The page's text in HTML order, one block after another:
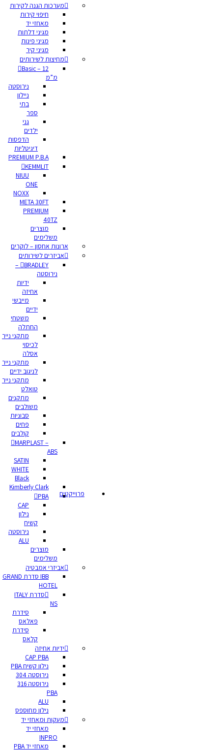
מערכות הגנה לקירות
חיפוי קירות
מאחזי יד
מגיני דלתות
מגיני פינות
מגיני קיר
מחיצות לשירותים
Basic – 12
מ”מ
נירוסטה
ניילון
בתי
ספר
גני
ילדים
הדפסות
דיגיטליות
PREMIUM P.B.A
KEMMLIT
NIUU
ONE
NOXX
META 30FT
PREMIUM
40TZ
מוצרים
משלימים
ארונות אחסון – לוקרים
אביזרים לשירותים
BRADLEY –
נירוסטה
ידיות
אחיזה
מייבשי
ידיים
משטחי
החתלה
מתקני נייר
לכיסוי
אסלה
מתקני נייר
לניגוב ידיים
מתקני נייר
טואלט
מתקנים
משולבים
סבוניות
פחים
קולבים
MARPLAST –
ABS
SATIN
WHITE
Black
Kimberly Clark
PBA
CAP
נילון
קשיח
נירוסטה
ALU
מוצרים
משלימים
אביזרי אמבטיה
IBB סדרת GRAND
HOTEL
סדרת ITALY
NS
סידרת
פאלאס
סידרת
קלאס
ידיות אחיזה
CAP PBA
נילון קשיח PBA
נירוסטה 304
נירוסטה 316
PBA
ALU
נילון מחוספס
מעקות ומאחזי יד
מאחזי יד
INPRO
מאחזי יד PBA
פרוייקטים